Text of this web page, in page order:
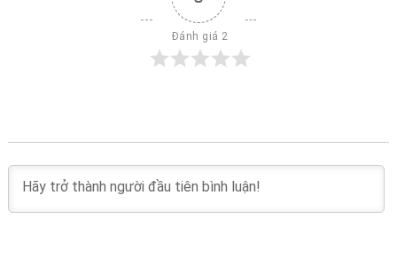
Đánh giá 2